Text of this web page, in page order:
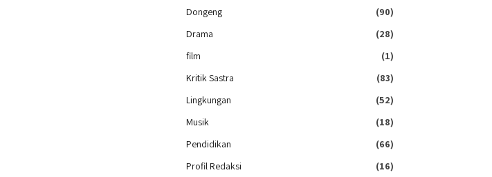
Dongeng
(90)
Drama
(28)
film
(1)
Kritik Sastra
(83)
Lingkungan
(52)
Musik
(18)
Pendidikan
(66)
Profil Redaksi
(16)